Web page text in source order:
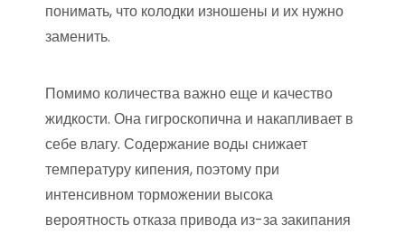
понимать, что колодки изношены и их нужно
заменить.
Помимо количества важно еще и качество
жидкости. Она гигроскопична и накапливает в
себе влагу. Содержание воды снижает
температуру кипения, поэтому при
интенсивном торможении высока
вероятность отказа привода из-за закипания